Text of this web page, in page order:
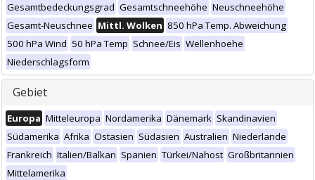
Gesamtbedeckungsgrad Gesamtschneehöhe Neuschneehöhe
Gesamt-Neuschnee Mittl. Wolken 850 hPa Temp. Abweichung
500 hPa Wind 50 hPa Temp Schnee/Eis Wellenhoehe
Niederschlagsform
Gebiet
Europa Mitteleuropa Nordamerika Dänemark Skandinavien
Südamerika Afrika Ostasien Südasien Australien Niederlande
Frankreich Italien/Balkan Spanien Türkei/Nahost Großbritannien
Mittelamerika